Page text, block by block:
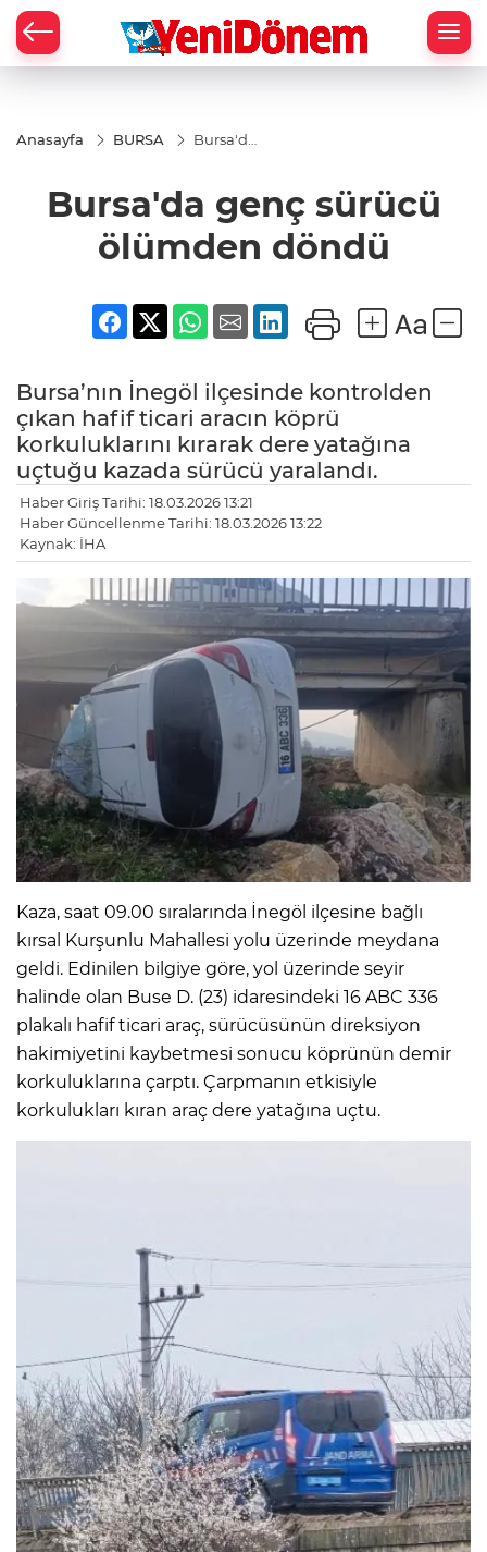
Anasayfa BURSA
Bursa'da
döndü
Bursa'da genç sürücü
ölümden döndü
Bursa’nın İnegöl ilçesinde kontrolden
çıkan hafif ticari aracın köprü
korkuluklarını kırarak dere yatağına
uçtuğu kazada sürücü yaralandı.
Haber Giriş Tarihi: 18.03.2026 13:21
Haber Güncellenme Tarihi: 18.03.2026 13:22
Kaynak: İHA
Kaza, saat 09.00 sıralarında İnegöl ilçesine bağlı
kırsal Kurşunlu Mahallesi yolu üzerinde meydana
geldi. Edinilen bilgiye göre, yol üzerinde seyir
halinde olan Buse D. (23) idaresindeki 16 ABC 336
plakalı hafif ticari araç, sürücüsünün direksiyon
hakimiyetini kaybetmesi sonucu köprünün demir
korkuluklarına çarptı. Çarpmanın etkisiyle
korkulukları kıran araç dere yatağına uçtu.